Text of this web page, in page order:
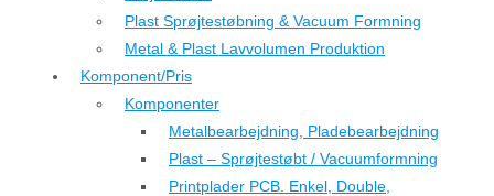
Plast Sprøjtestøbning & Vacuum Formning
Metal & Plast Lavvolumen Produktion
Komponent/Pris
Komponenter
Metalbearbejdning, Pladebearbejdning
Plast – Sprøjtestøbt / Vacuumformning
Printplader PCB. Enkel, Double,